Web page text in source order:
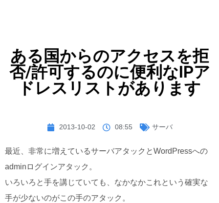
ある国からのアクセスを拒
否/許可するのに便利なIPア
ドレスリストがあります
2013-10-02 08:55 サーバ
最近、非常に増えているサーバアタックとWordPressへの
adminログインアタック。
いろいろと手を講じていても、なかなかこれという確実な
手が少ないのがこの手のアタック。